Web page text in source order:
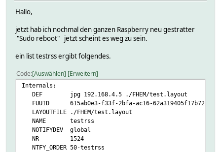
Hallo,
jetzt hab ich nochmal den ganzen Raspberry neu gestratter
"Sudo reboot" jetzt scheint es weg zu sein.
ein list testrss ergibt folgendes.
Code Auswählen Erweitern
Internals:
DEF jpg 192.168.4.5 ./FHEM/test.layout
FUUID 615ab0e3-f33f-2bfa-ac16-62a319405f17b727
LAYOUTFILE ./FHEM/test.layout
NAME testrss
NOTIFYDEV global
NR 1524
NTFY_ORDER 50-testrss